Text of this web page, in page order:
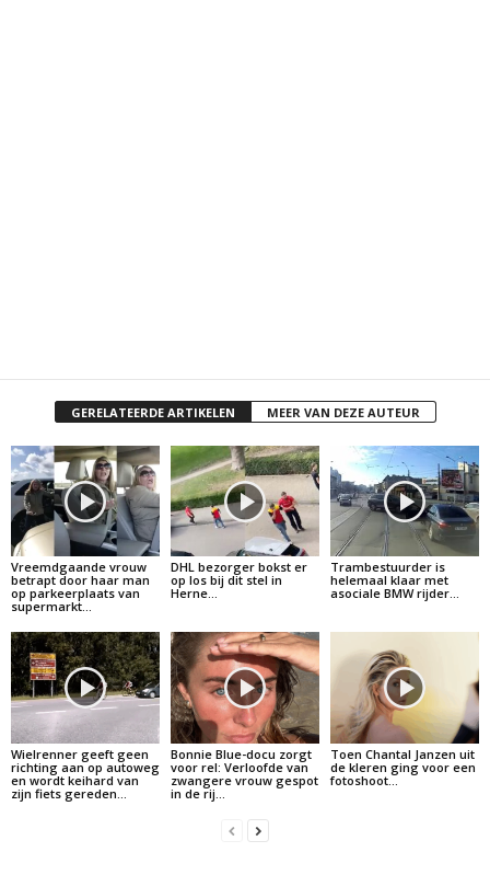
GERELATEERDE ARTIKELEN MEER VAN DEZE AUTEUR
Vreemdgaande vrouw
betrapt door haar man
op parkeerplaats van
supermarkt…
DHL bezorger bokst er
op los bij dit stel in
Herne…
Trambestuurder is
helemaal klaar met
asociale BMW rijder…
Wielrenner geeft geen
richting aan op autoweg
en wordt keihard van
zijn fiets gereden…
Bonnie Blue-docu zorgt
voor rel: Verloofde van
zwangere vrouw gespot
in de rij…
Toen Chantal Janzen uit
de kleren ging voor een
fotoshoot…